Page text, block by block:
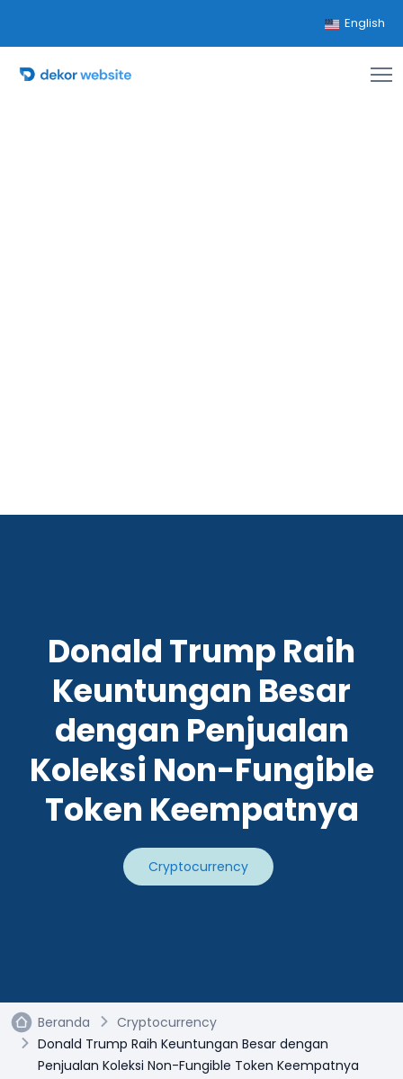
English
Donald Trump Raih
Keuntungan Besar
dengan Penjualan
Koleksi Non-Fungible
Token Keempatnya
Cryptocurrency
Beranda
Cryptocurrency
Donald Trump Raih Keuntungan Besar dengan
Penjualan Koleksi Non-Fungible Token Keempatnya